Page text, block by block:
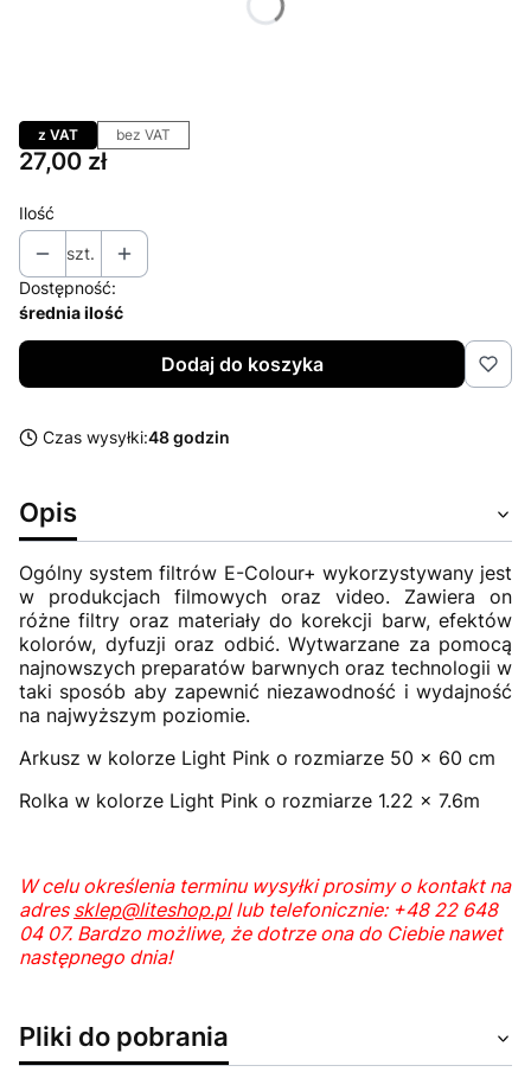
z VAT bez VAT
Cena
27,00 zł
Ilość
szt.
Dostępność:
średnia ilość
Dodaj do koszyka
Czas wysyłki:48 godzin
Opis
Ogólny system filtrów E-Colour+ wykorzystywany jest
w produkcjach filmowych oraz video. Zawiera on
różne filtry oraz materiały do korekcji barw, efektów
kolorów, dyfuzji oraz odbić. Wytwarzane za pomocą
najnowszych preparatów barwnych oraz technologii w
taki sposób aby zapewnić niezawodność i wydajność
na najwyższym poziomie.
Arkusz w kolorze Light Pink o rozmiarze 50 x 60 cm
Rolka w kolorze Light Pink o rozmiarze 1.22 x 7.6m
W celu określenia terminu wysyłki prosimy o kontakt na
adres sklep@liteshop.pllub telefonicznie: +48 22 648
04 07. Bardzo możliwe, że dotrze ona do Ciebie nawet
następnego dnia!
Pliki do pobrania